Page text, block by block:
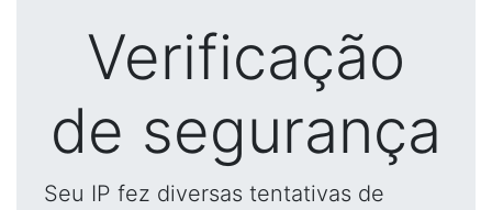
Verificação
de segurança
Seu IP fez diversas tentativas de